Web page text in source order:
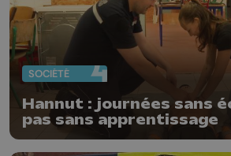
SOCIÉTÉ
Hannut : journées sans école, mais
pas sans apprentissage